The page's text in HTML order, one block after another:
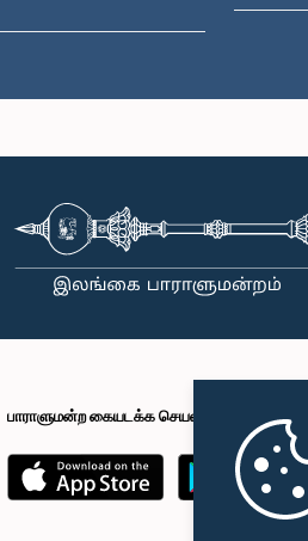
பாராளுமன்ற கையடக்க செயலி